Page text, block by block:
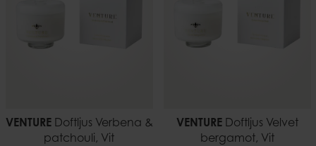
VENTUREDoftljus Verbena &
patchouli, Vit
VENTUREDoftljus Velvet
bergamot, Vit